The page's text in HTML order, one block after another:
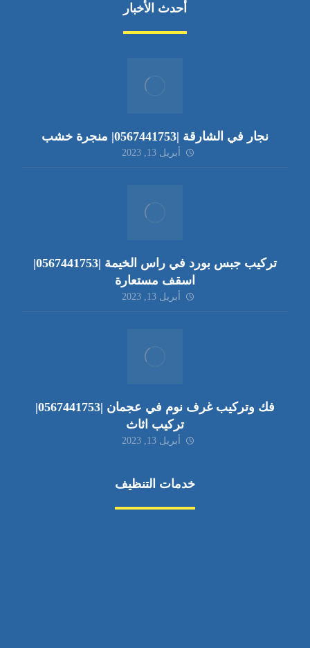
أحدث الأخبار
نجار في الشارقة |0567441753| منجرة خشب
أبريل 13, 2023
تركيب جبس بورد في راس الخيمة |0567441753|
اسقف مستعارة
أبريل 13, 2023
فك وتركيب غرف نوم في عجمان |0567441753|
تركيب اثاث
أبريل 13, 2023
خدمات التنظيف